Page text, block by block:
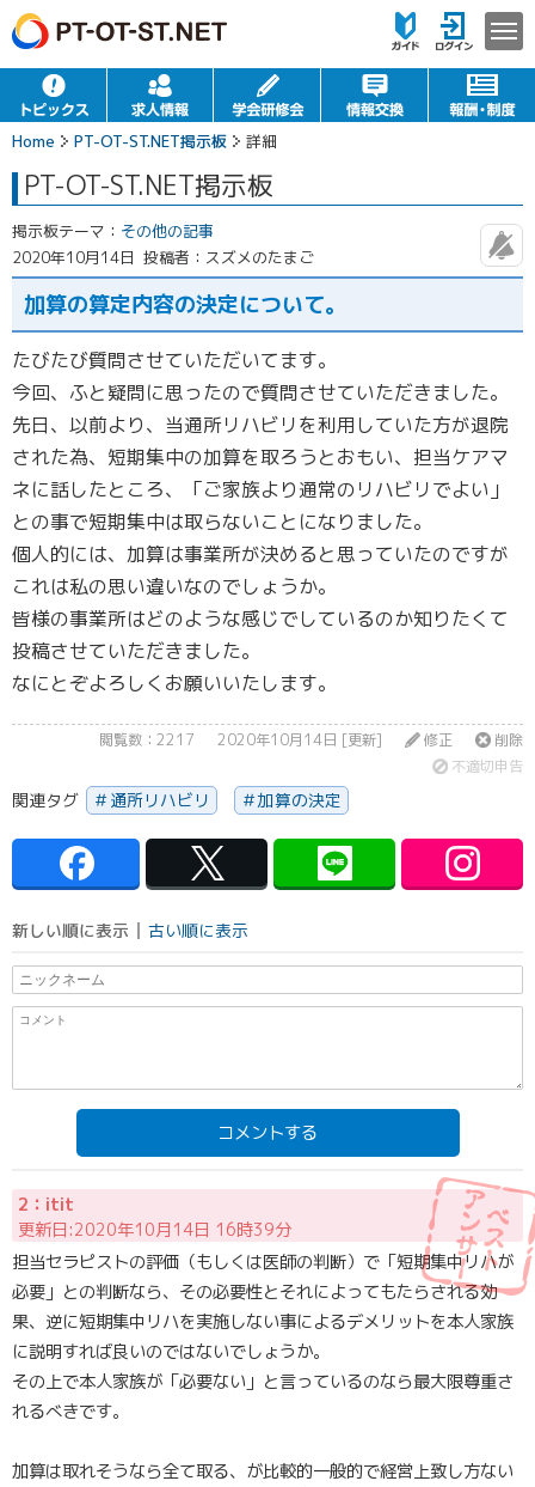
Home PT-OT-ST.NET掲示板 詳細
PT-OT-ST.NET掲示板
掲示板テーマ： その他の記事
2020年10月14日 投稿者：スズメのたまご
加算の算定内容の決定について。
たびたび質問させていただいてます。
今回、ふと疑問に思ったので質問させていただきました。
先日、以前より、当通所リハビリを利用していた方が退院
された為、短期集中の加算を取ろうとおもい、担当ケアマ
ネに話したところ、「ご家族より通常のリハビリでよい」
との事で短期集中は取らないことになりました。
個人的には、加算は事業所が決めると思っていたのですが
これは私の思い違いなのでしょうか。
皆様の事業所はどのような感じでしているのか知りたくて
投稿させていただきました。
なにとぞよろしくお願いいたします。
閲覧数：2217 2020年10月14日 [更新] 修正
削除
不適切申告
関連タグ 通所リハビリ 加算の決定
新しい順に表示 古い順に表示
コメントする
2：itit
更新日:2020年10月14日 16時39分
担当セラピストの評価（もしくは医師の判断）で「短期集中リハが
必要」との判断なら、その必要性とそれによってもたらされる効
果、逆に短期集中リハを実施しない事によるデメリットを本人家族
に説明すれば良いのではないでしょうか。
その上で本人家族が「必要ない」と言っているのなら最大限尊重さ
れるべきです。
加算は取れそうなら全て取る、が比較的一般的で経営上致し方ない